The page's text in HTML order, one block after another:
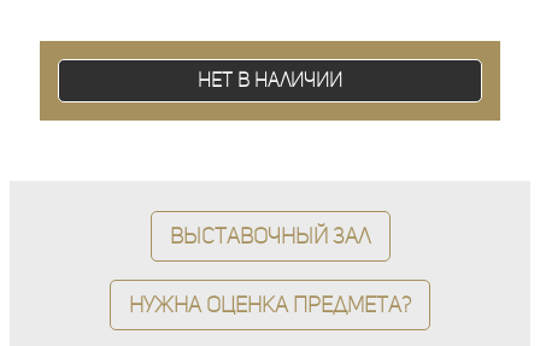
Нет в наличии
Выставочный зал
Нужна оценка предмета?